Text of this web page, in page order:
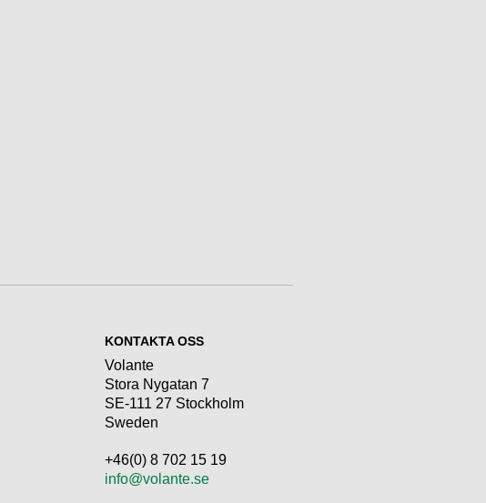
KONTAKTA OSS
Volante
Stora Nygatan 7
SE-111 27 Stockholm
Sweden
+46(0) 8 702 15 19
info@volante.se